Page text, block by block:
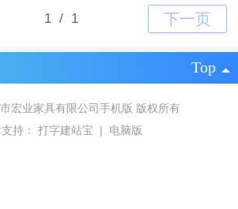
Top
宏业家具有限公司手机版 版权所有
持： 打字建站宝 | 电脑版